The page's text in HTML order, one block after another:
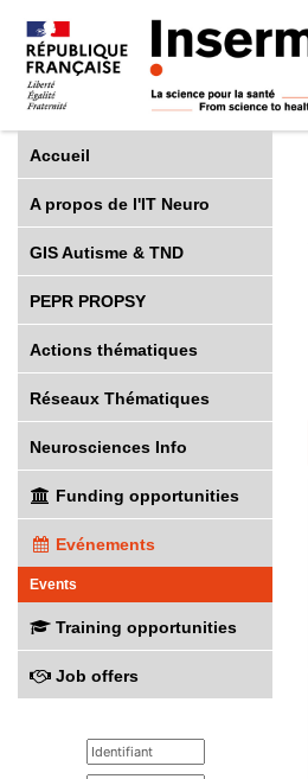
Accueil
A propos de l'IT Neuro
GIS Autisme & TND
PEPR PROPSY
Actions thématiques
Réseaux Thématiques
Neurosciences Info
Funding opportunities
Evénements
Events
Training opportunities
Job offers